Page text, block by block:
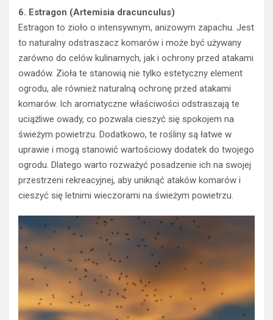
6. Estragon (Artemisia dracunculus)
Estragon to zioło o intensywnym, anizowym zapachu. Jest
to naturalny odstraszacz komarów i może być używany
zarówno do celów kulinarnych, jak i ochrony przed atakami
owadów. Zioła te stanowią nie tylko estetyczny element
ogrodu, ale również naturalną ochronę przed atakami
komarów. Ich aromatyczne właściwości odstraszają te
uciążliwe owady, co pozwala cieszyć się spokojem na
świeżym powietrzu. Dodatkowo, te rośliny są łatwe w
uprawie i mogą stanowić wartościowy dodatek do twojego
ogrodu. Dlatego warto rozważyć posadzenie ich na swojej
przestrzeni rekreacyjnej, aby uniknąć ataków komarów i
cieszyć się letnimi wieczorami na świeżym powietrzu.